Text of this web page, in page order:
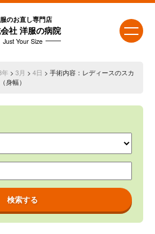
のお直し専門店
社 洋服の病院
Just Your Size
年 > 3月 > 4日 > 手術内容：レディースのスカ
身幅）